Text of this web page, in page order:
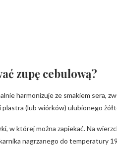
zupę cebulową?
harmonizuje ze smakiem sera,
plastra (lub wiórków) ulubionego
w której można zapiekać. Na
nagrzanego do temperatury